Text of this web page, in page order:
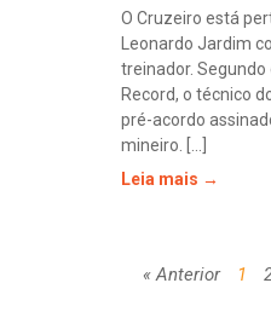
O Cruzeiro está
Leonardo Jardim
treinador.
Record, o técnico
pré-acordo
mineiro. [...]
Leia mais →
« Anterior 1